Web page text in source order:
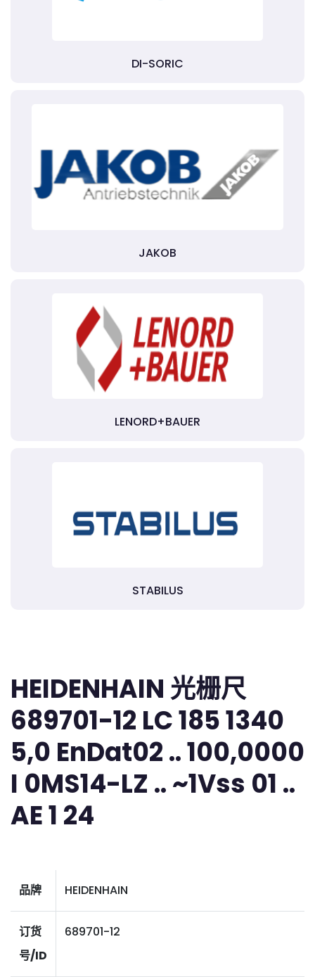
DI-SORIC
JAKOB
LENORD+BAUER
STABILUS
HEIDENHAIN 光栅尺
689701-12 LC 185 1340
5,0 EnDat02 .. 100,0000
I 0MS14-LZ .. ~1Vss 01 ..
AE 1 24
品牌 HEIDENHAIN
订货
号/ID
689701-12